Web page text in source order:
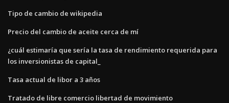
Tipo de cambio de wikipedia
Precio del cambio de aceite cerca de mí
¿cuál estimaría que sería la tasa de rendimiento requerida para
los inversionistas de capital_
Tasa actual de libor a 3 años
Tratado de libre comercio libertad de movimiento